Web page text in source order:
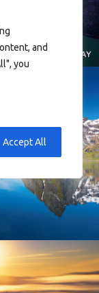
and
you
Accept All